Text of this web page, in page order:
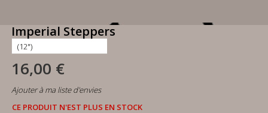
Imperial Steppers
16,00 €
Ajouter à ma liste d'envies
CE PRODUIT N'EST PLUS EN STOCK